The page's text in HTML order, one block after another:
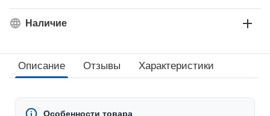
Наличие
Описание Отзывы Характеристики
Особенности товара